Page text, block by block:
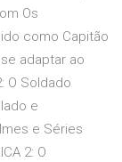
Os
como Capitão
adaptar ao
O Soldado
e
e Séries
2: O